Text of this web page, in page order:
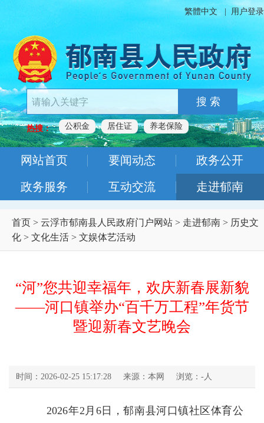
繁體中文 用户登录
搜 索
热搜： 公积金 居住证 养老保险
网站首页 要闻动态 政务公开
政务服务 互动交流 走进郁南
首页 > 云浮市郁南县人民政府门户网站 > 走进郁南 > 历史文
化 > 文化生活 > 文娱体艺活动
“河”您共迎幸福年，欢庆新春展新貌
——河口镇举办“百千万工程”年货节
暨迎新春文艺晚会
时间：2026-02-25 15:17:28 来源：本网 浏览： - 人
2026年2月6日，郁南县河口镇社区体育公